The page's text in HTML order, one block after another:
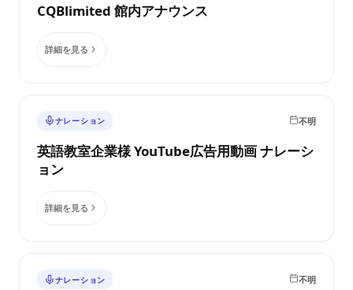
CQBlimited 館内アナウンス
詳細を見る
ナレーション 不明
英語教室企業様 YouTube広告用動画 ナレーシ
ョン
詳細を見る
ナレーション 不明